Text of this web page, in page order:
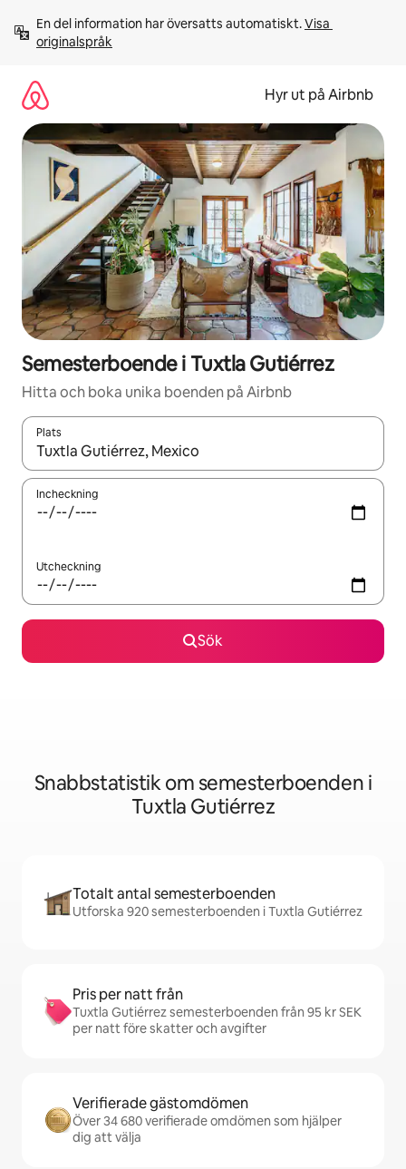
innehåll
En del information har översatts automatiskt. Visa
originalspråk
Hyr ut på Airbnb
Semesterboende i Tuxtla Gutiérrez
Hitta och boka unika boenden på Airbnb
Plats
När resultaten är tillgängliga kan du navigera med upp- och
Incheckning
Utcheckning
Sök
Snabbstatistik om semesterboenden i
Tuxtla Gutiérrez
Totalt antal semesterboenden
Utforska 920 semesterboenden i Tuxtla Gutiérrez
Pris per natt från
Tuxtla Gutiérrez semesterboenden från 95 kr SEK
per natt före skatter och avgifter
Verifierade gästomdömen
Över 34 680 verifierade omdömen som hjälper
dig att välja